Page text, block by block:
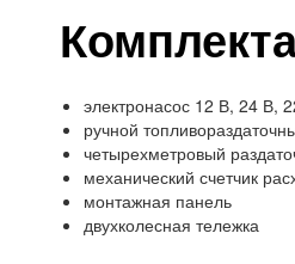
электронасос 12 В, 24 В,
ручной
четырехметровый
механический счетчик
монтажная панель
двухколесная тележка